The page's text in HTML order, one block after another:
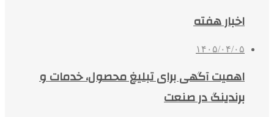
اخبار هفته
۱۴۰۵/۰۴/۰۵
اهمیت آگهی برای تبلیغ محصول، خدمات و
برندینگ در صنعت